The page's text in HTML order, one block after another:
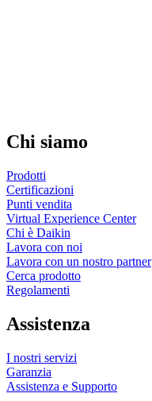
Chi siamo
Prodotti
Certificazioni
Punti vendita
Virtual Experience Center
Chi è Daikin
Lavora con noi
Lavora con un nostro partner
Cerca prodotto
Regolamenti
Assistenza
I nostri servizi
Garanzia
Assistenza e Supporto